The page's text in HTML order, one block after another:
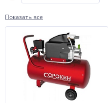
Показать все